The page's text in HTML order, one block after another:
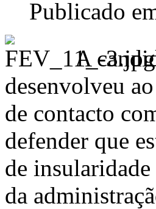
Publicado
A
desenvolveu
de contacto
defender que
de insularidade
da